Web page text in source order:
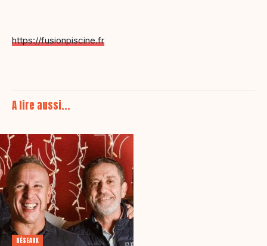
https://fusionpiscine.fr
A lire aussi...
RÉSEAUX